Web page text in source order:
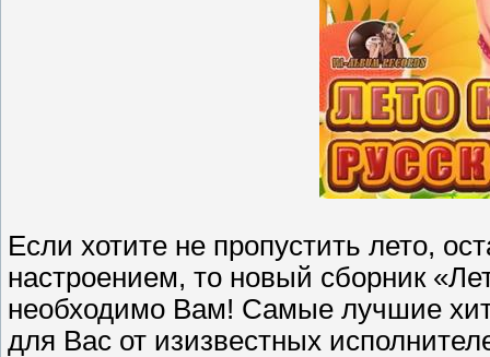
Если хотите не пропустить лето,
настроением, то новый сборник
необходимо Вам! Самые лучшие
для Вас от изизвестных